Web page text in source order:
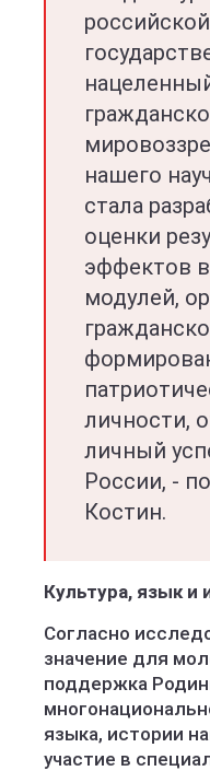
российской
нашего
стала
оценки
эффектов
модулей,
личности,
личный
России, -
Костин.
Культура, язык и
Согласно
значение для
поддержка
языка, истории
участие в